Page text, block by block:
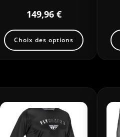
149,96 €
Choix des options